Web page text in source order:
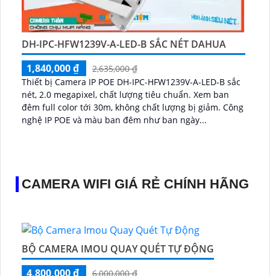
DH-IPC-HFW1239V-A-LED-B SẮC NÉT DAHUA
1,840,000 ₫
2,635,000 ₫
Thiết bị Camera IP POE DH-IPC-HFW1239V-A-LED-B sắc
nét, 2.0 megapixel, chất lượng tiêu chuẩn. Xem ban
đêm full color tới 30m, không chất lượng bị giảm. Công
nghệ IP POE và màu ban đêm như ban ngày...
CAMERA WIFI GIÁ RẺ CHÍNH HÃNG
BỘ CAMERA IMOU QUAY QUÉT TỰ ĐỘNG
4,800,000 ₫
6,000,000 ₫